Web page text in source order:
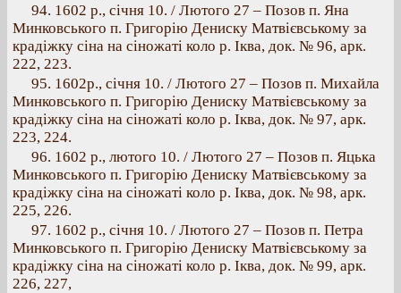
94. 1602 p., січня 10. / Лютого 27 – Позов п. Яна
Минковського п. Григорію Дениску Матвієвському за
крадіжку сіна на сіножаті коло р. Іква, док. № 96, арк.
222, 223.
95. 1602p., січня 10. / Лютого 27 – Позов п. Михайла
Минковського п. Григорію Дениску Матвієвському за
крадіжку сіна на сіножаті коло р. Іква, док. № 97, арк.
223, 224.
96. 1602 p., лютого 10. / Лютого 27 – Позов п. Яцька
Минковського п. Григорію Дениску Матвієвському за
крадіжку сіна на сіножаті коло р. Іква, док. № 98, арк.
225, 226.
97. 1602 p., січня 10. / Лютого 27 – Позов п. Петра
Минковського п. Григорію Дениску Матвієвському за
крадіжку сіна на сіножаті коло р. Іква, док. № 99, арк.
226, 227,